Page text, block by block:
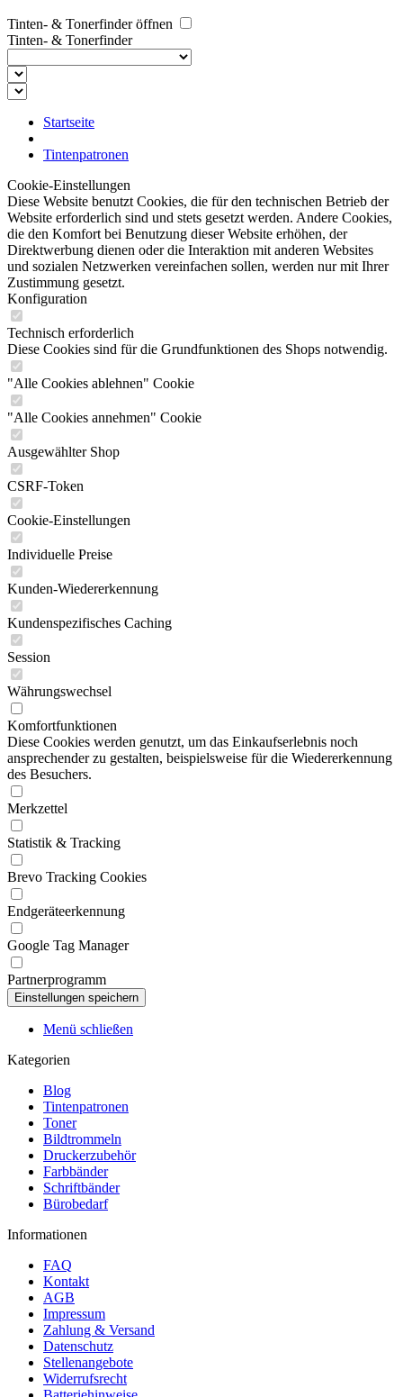
Tinten- & Tonerfinder öffnen
Tinten- & Tonerfinder
Startseite
Tintenpatronen
Cookie-Einstellungen
Diese Website benutzt Cookies, die für den technischen Betrieb der
Website erforderlich sind und stets gesetzt werden. Andere Cookies,
die den Komfort bei Benutzung dieser Website erhöhen, der
Direktwerbung dienen oder die Interaktion mit anderen Websites
und sozialen Netzwerken vereinfachen sollen, werden nur mit Ihrer
Zustimmung gesetzt.
Konfiguration
Technisch erforderlich
Diese Cookies sind für die Grundfunktionen des Shops notwendig.
"Alle Cookies ablehnen" Cookie
"Alle Cookies annehmen" Cookie
Ausgewählter Shop
CSRF-Token
Cookie-Einstellungen
Individuelle Preise
Kunden-Wiedererkennung
Kundenspezifisches Caching
Session
Währungswechsel
Komfortfunktionen
Diese Cookies werden genutzt, um das Einkaufserlebnis noch
ansprechender zu gestalten, beispielsweise für die Wiedererkennung
des Besuchers.
Merkzettel
Statistik & Tracking
Brevo Tracking Cookies
Endgeräteerkennung
Google Tag Manager
Partnerprogramm
Menü schließen
Kategorien
Blog
Tintenpatronen
Toner
Bildtrommeln
Druckerzubehör
Farbbänder
Schriftbänder
Bürobedarf
Informationen
FAQ
Kontakt
AGB
Impressum
Zahlung & Versand
Datenschutz
Stellenangebote
Widerrufsrecht